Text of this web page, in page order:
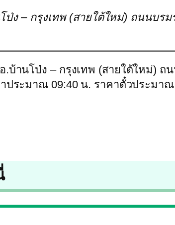
ง – กรุงเทพ (สายใต้ใหม่) ถนนบร
บ้านโป่ง – กรุงเทพ (สายใต้ใหม่) ถ
ประมาณ 09:40 น. ราคาตั๋วประมา